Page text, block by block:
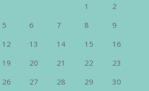
1
2
5 6 7 8
9
12 13 14 15
16
19 20 21 22
23
26 27 28 29
30